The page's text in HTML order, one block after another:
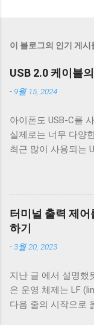
이 블로그의 인기 게시
USB 2.0 케이블
- 9월 15, 2024
아이폰도 USB-C를
실제로는 너무 다양
최근 많이 사용되는
컨넥터는 모양이 다
은 답이 없다. 겉으
블은 데이터 통신이
하다. 이런 차이는
에서는 USB 2.0 케
히 알아보겠다.
벗겨낸 것이다. 절연
이 선들은 금속 선이
목적으로 들어간 금
터미널 출력 제
하기
-3월 20, 2023
지난 글 에서 설명했
은 운영 체제는 LF
다음 줄의 시작으로